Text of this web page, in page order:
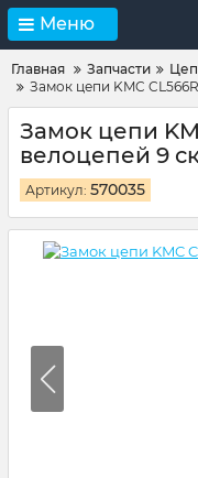
Меню
Главная Запчасти
Замок цепи KMC
Замок цепи
велоцепей 9
Артикул: 570035